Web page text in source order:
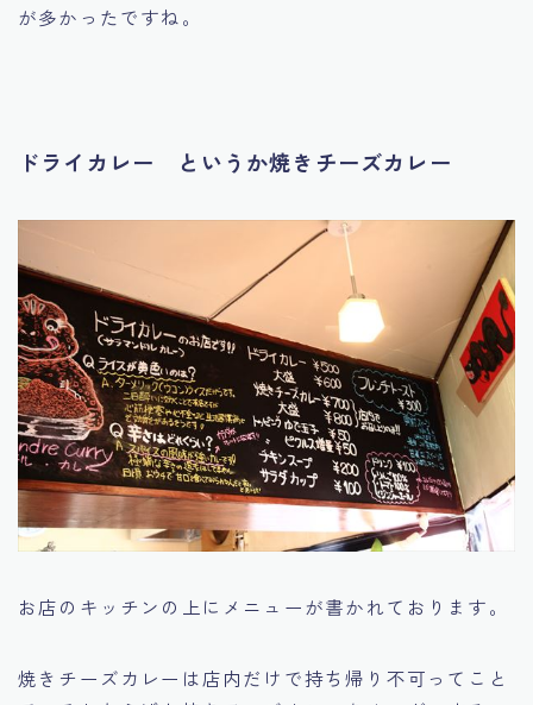
が多かったですね。
ドライカレー というか焼きチーズカレー
お店のキッチンの上にメニューが書かれております。
焼きチーズカレーは店内だけで持ち帰り不可ってこと